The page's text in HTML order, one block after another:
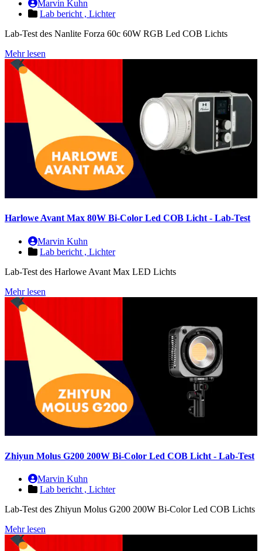
Marvin Kuhn
Lab bericht , Lichter
Lab-Test des Nanlite Forza 60c 60W RGB Led COB Lichts
Mehr lesen
Harlowe Avant Max 80W Bi-Color Led COB Licht - Lab-Test
Marvin Kuhn
Lab bericht , Lichter
Lab-Test des Harlowe Avant Max LED Lichts
Mehr lesen
Zhiyun Molus G200 200W Bi-Color Led COB Licht - Lab-Test
Marvin Kuhn
Lab bericht , Lichter
Lab-Test des Zhiyun Molus G200 200W Bi-Color Led COB Lichts
Mehr lesen